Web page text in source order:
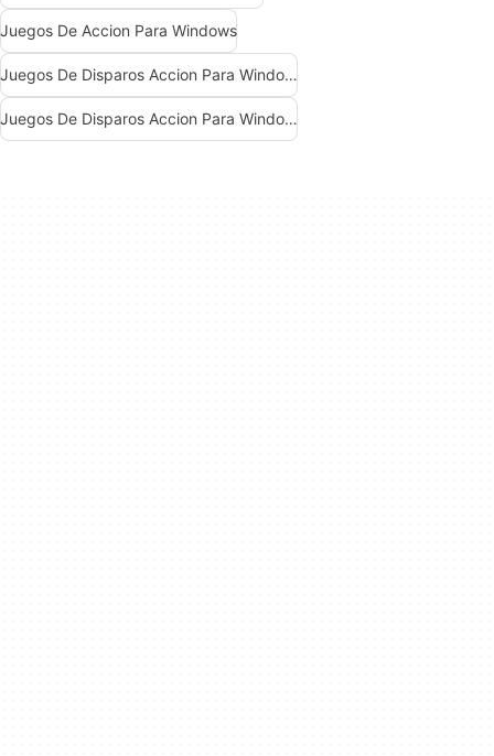
Juegos De Accion Para Windows
Juegos De Disparos Accion Para Windows 10
Juegos De Disparos Accion Para Windows 7